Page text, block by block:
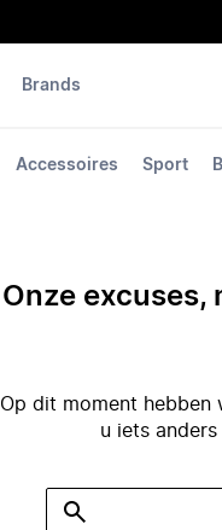
Accessoires Sport
Brands
Onze excuses,
Op dit moment hebben
u iets